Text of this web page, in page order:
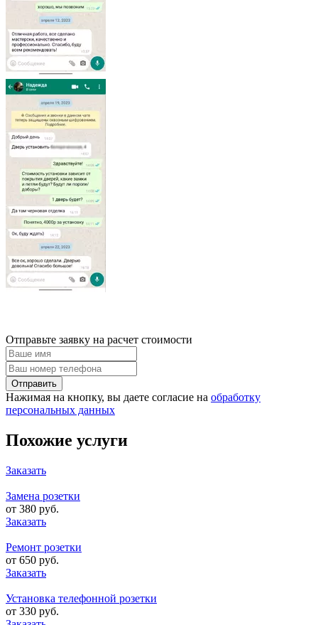
Отправьте заявку на расчет стоимости
Нажимая на кнопку, вы даете согласие на обработку
персональных данных
Похожие услуги
Заказать
Замена розетки
от 380 руб.
Заказать
Ремонт розетки
от 650 руб.
Заказать
Установка телефонной розетки
от 330 руб.